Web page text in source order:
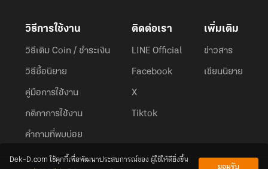
วิธีการใช้งาน
วิธีเติม Coin / ชำระเงิน
วิธีซื้อนิยาย
คู่มือการใช้งาน
กติกาการใช้งาน
คำถามที่พบบ่อย
ติดต่อเรา
LINE Official
Facebook
X
Tiktok
เพิ่มเติม
ข่าวสาร
เขียนนิยาย
Dek-D.com ใช้คุกกี้เพื่อพัฒนาประสบการณ์ของ ผู้ใช้ให้ดียิ่งขึ้น